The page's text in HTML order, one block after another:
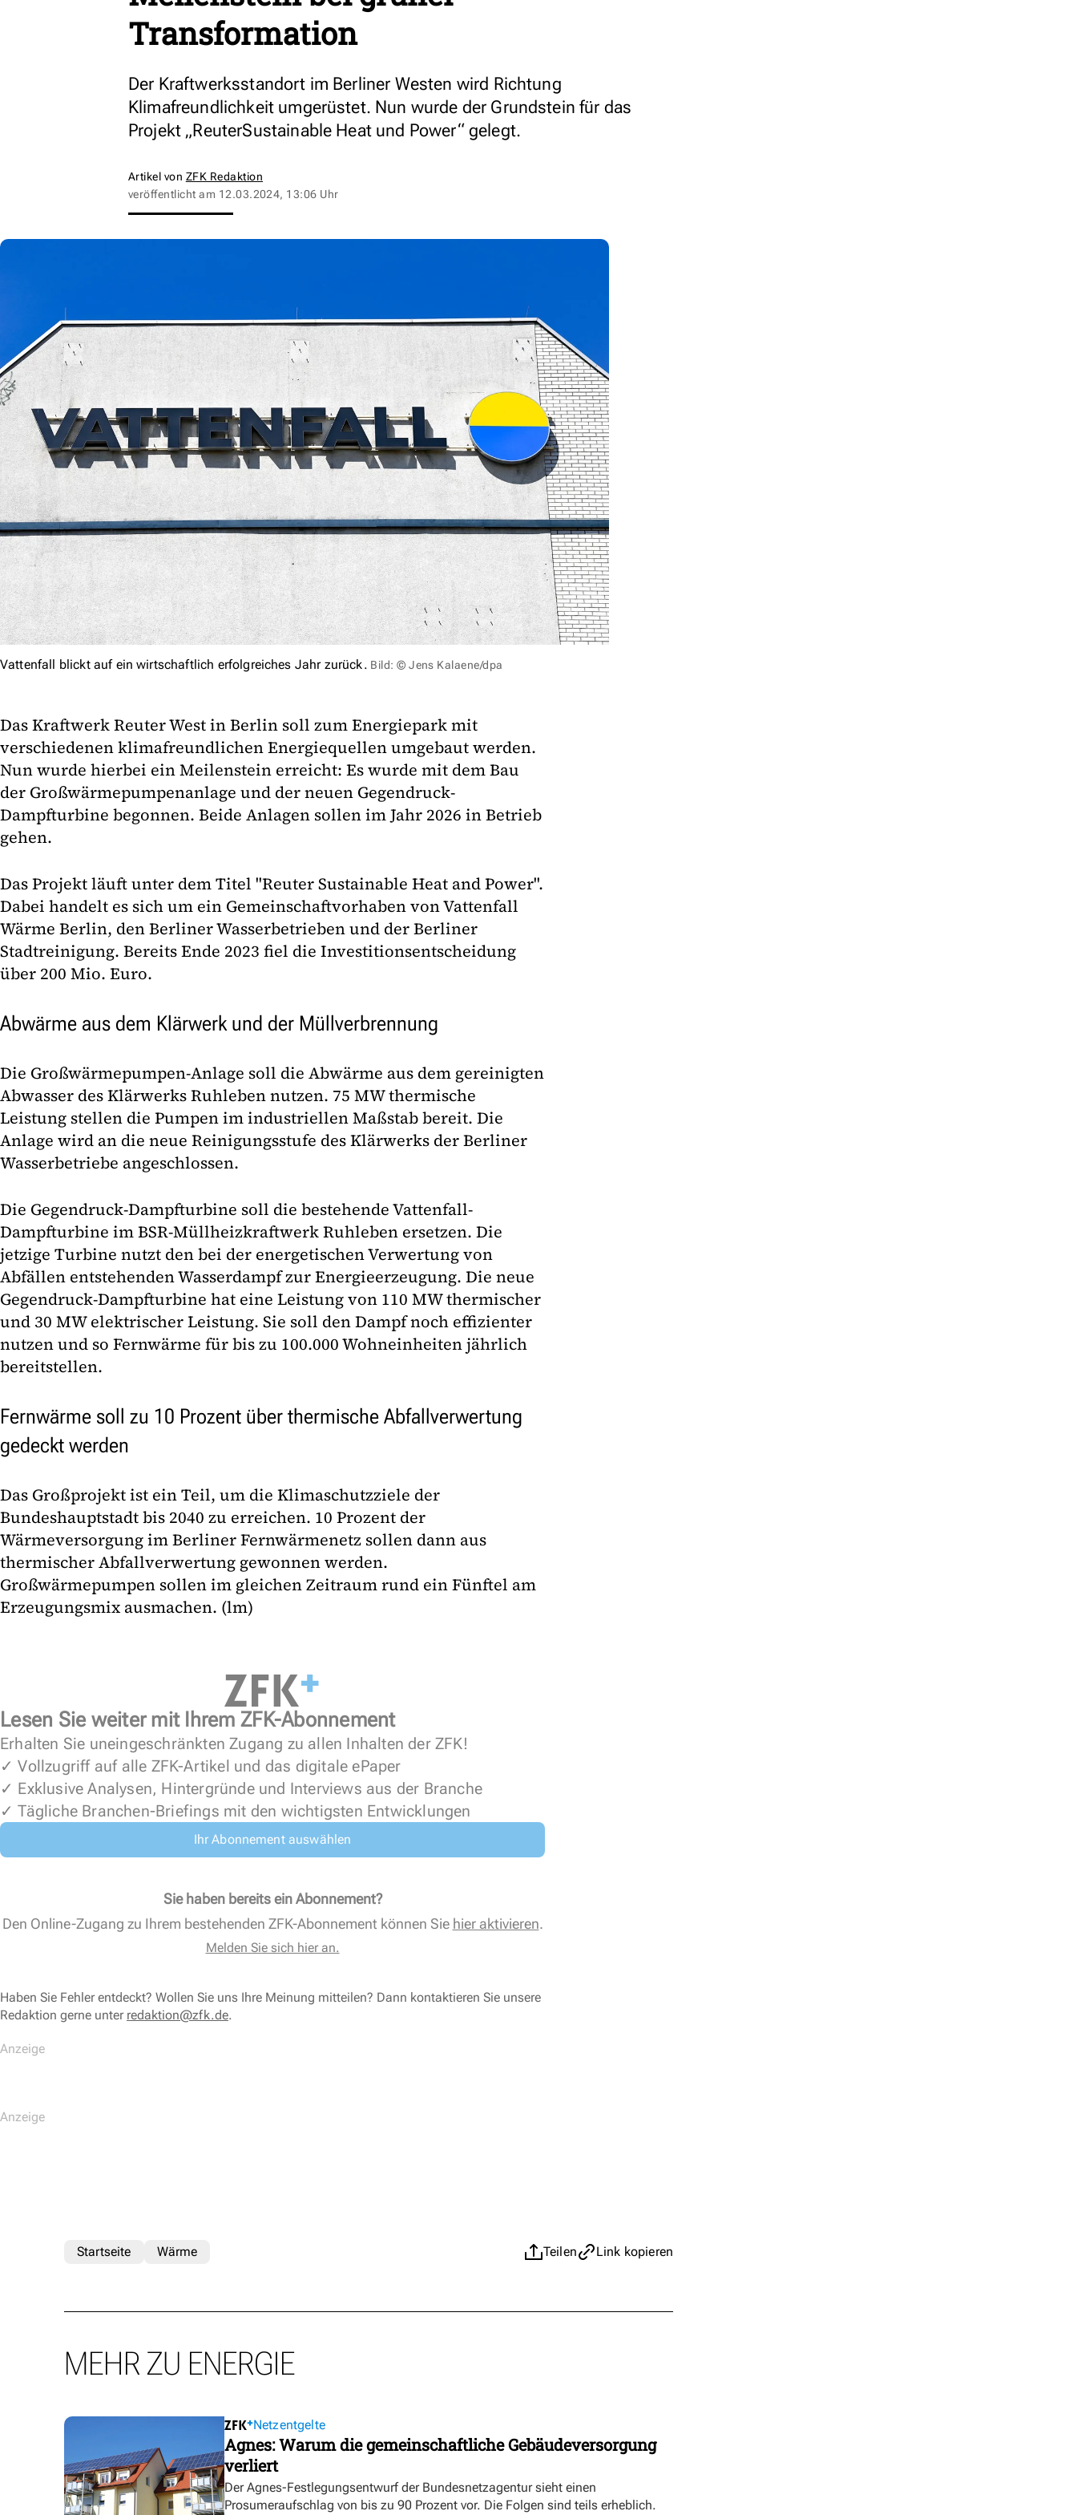
Transformation
Der Kraftwerksstandort im Berliner Westen wird Richtung
Klimafreundlichkeit umgerüstet. Nun wurde der Grundstein für das
Projekt „ReuterSustainable Heat und Power“ gelegt.
Artikel von ZFK Redaktion
veröffentlicht am 12.03.2024, 13:06 Uhr
Vattenfall blickt auf ein wirtschaftlich erfolgreiches Jahr zurück. Bild: © Jens Kalaene/dpa
Das Kraftwerk Reuter West in Berlin soll zum Energiepark mit
verschiedenen klimafreundlichen Energiequellen umgebaut werden.
Nun wurde hierbei ein Meilenstein erreicht: Es wurde mit dem Bau
der Großwärmepumpenanlage und der neuen Gegendruck-
Dampfturbine begonnen. Beide Anlagen sollen im Jahr 2026 in Betrieb
gehen.
Das Projekt läuft unter dem Titel "Reuter Sustainable Heat and Power".
Dabei handelt es sich um ein Gemeinschaftvorhaben von Vattenfall
Wärme Berlin, den Berliner Wasserbetrieben und der Berliner
Stadtreinigung. Bereits Ende 2023 fiel die Investitionsentscheidung
über 200 Mio. Euro.
Abwärme aus dem Klärwerk und der Müllverbrennung
Die Großwärmepumpen-Anlage soll die Abwärme aus dem gereinigten
Abwasser des Klärwerks Ruhleben nutzen. 75 MW thermische
Leistung stellen die Pumpen im industriellen Maßstab bereit. Die
Anlage wird an die neue Reinigungsstufe des Klärwerks der Berliner
Wasserbetriebe angeschlossen.
Die Gegendruck-Dampfturbine soll die bestehende Vattenfall-
Dampfturbine im BSR-Müllheizkraftwerk Ruhleben ersetzen. Die
jetzige Turbine nutzt den bei der energetischen Verwertung von
Abfällen entstehenden Wasserdampf zur Energieerzeugung. Die neue
Gegendruck-Dampfturbine hat eine Leistung von 110 MW thermischer
und 30 MW elektrischer Leistung. Sie soll den Dampf noch effizienter
nutzen und so Fernwärme für bis zu 100.000 Wohneinheiten jährlich
bereitstellen.
Fernwärme soll zu 10 Prozent über thermische Abfallverwertung
gedeckt werden
Das Großprojekt ist ein Teil, um die Klimaschutzziele der
Bundeshauptstadt bis 2040 zu erreichen. 10 Prozent der
Wärmeversorgung im Berliner Fernwärmenetz sollen dann aus
thermischer Abfallverwertung gewonnen werden.
Großwärmepumpen sollen im gleichen Zeitraum rund ein Fünftel am
Erzeugungsmix ausmachen. (lm)
Lesen Sie weiter mit Ihrem ZFK-Abonnement
Erhalten Sie uneingeschränkten Zugang zu allen Inhalten der ZFK!
✓ Vollzugriff auf alle ZFK-Artikel und das digitale ePaper
✓ Exklusive Analysen, Hintergründe und Interviews aus der Branche
✓ Tägliche Branchen-Briefings mit den wichtigsten Entwicklungen
Ihr Abonnement auswählen
Sie haben bereits ein Abonnement?
Den Online-Zugang zu Ihrem bestehenden ZFK-Abonnement können Sie hier aktivieren.
Melden Sie sich hier an.
Haben Sie Fehler entdeckt? Wollen Sie uns Ihre Meinung mitteilen? Dann kontaktieren Sie unsere
Redaktion gerne unter redaktion@zfk.de.
Teilen Link kopieren
Startseite Wärme
MEHR ZU ENERGIE
Netzentgelte
Agnes: Warum die gemeinschaftliche Gebäudeversorgung
verliert
Der Agnes-Festlegungsentwurf der Bundesnetzagentur sieht einen
Prosumeraufschlag von bis zu 90 Prozent vor. Die Folgen sind teils erheblich.